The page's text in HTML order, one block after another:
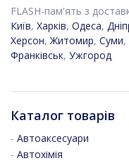
FLASH-пам'ять з
Київ, Харків, Одеса,
Херсон,Житомир, Суми,
Франківськ, Ужгород
Каталог товарів
- Автоаксесуари
- Автохімія